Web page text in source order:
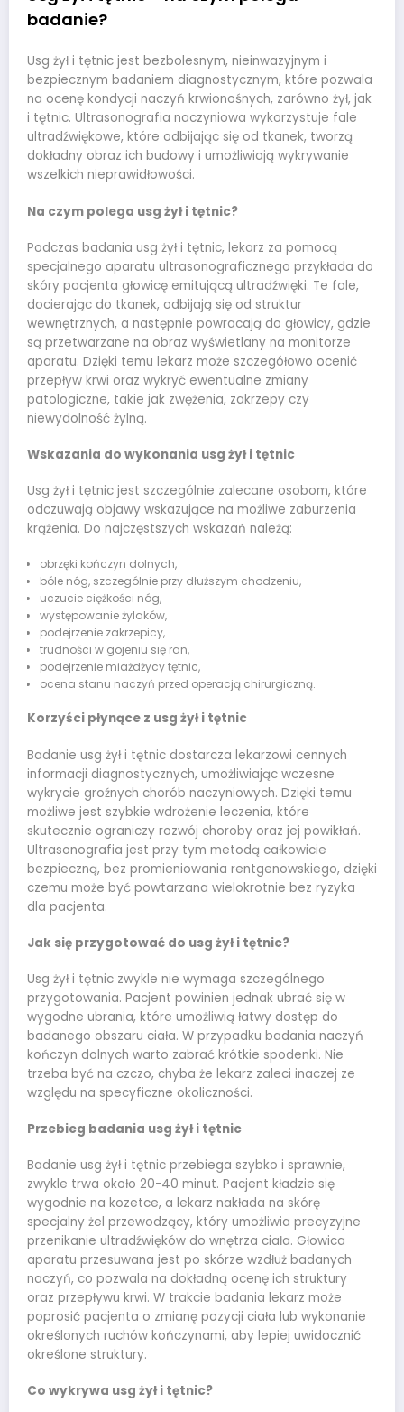
badanie?
Usg żył i tętnic jest bezbolesnym, nieinwazyjnym i
bezpiecznym badaniem diagnostycznym, które pozwala
na ocenę kondycji naczyń krwionośnych, zarówno żył, jak
i tętnic. Ultrasonografia naczyniowa wykorzystuje fale
ultradźwiękowe, które odbijając się od tkanek, tworzą
dokładny obraz ich budowy i umożliwiają wykrywanie
wszelkich nieprawidłowości.
Na czym polega usg żył i tętnic?
Podczas badania usg żył i tętnic, lekarz za pomocą
specjalnego aparatu ultrasonograficznego przykłada do
skóry pacjenta głowicę emitującą ultradźwięki. Te fale,
docierając do tkanek, odbijają się od struktur
wewnętrznych, a następnie powracają do głowicy, gdzie
są przetwarzane na obraz wyświetlany na monitorze
aparatu. Dzięki temu lekarz może szczegółowo ocenić
przepływ krwi oraz wykryć ewentualne zmiany
patologiczne, takie jak zwężenia, zakrzepy czy
niewydolność żylną.
Wskazania do wykonania usg żył i tętnic
Usg żył i tętnic jest szczególnie zalecane osobom, które
odczuwają objawy wskazujące na możliwe zaburzenia
krążenia. Do najczęstszych wskazań należą:
obrzęki kończyn dolnych,
bóle nóg, szczególnie przy dłuższym chodzeniu,
uczucie ciężkości nóg,
występowanie żylaków,
podejrzenie zakrzepicy,
trudności w gojeniu się ran,
podejrzenie miażdżycy tętnic,
ocena stanu naczyń przed operacją chirurgiczną.
Korzyści płynące z usg żył i tętnic
Badanie usg żył i tętnic dostarcza lekarzowi cennych
informacji diagnostycznych, umożliwiając wczesne
wykrycie groźnych chorób naczyniowych. Dzięki temu
możliwe jest szybkie wdrożenie leczenia, które
skutecznie ograniczy rozwój choroby oraz jej powikłań.
Ultrasonografia jest przy tym metodą całkowicie
bezpieczną, bez promieniowania rentgenowskiego, dzięki
czemu może być powtarzana wielokrotnie bez ryzyka
dla pacjenta.
Jak się przygotować do usg żył i tętnic?
Usg żył i tętnic zwykle nie wymaga szczególnego
przygotowania. Pacjent powinien jednak ubrać się w
wygodne ubrania, które umożliwią łatwy dostęp do
badanego obszaru ciała. W przypadku badania naczyń
kończyn dolnych warto zabrać krótkie spodenki. Nie
trzeba być na czczo, chyba że lekarz zaleci inaczej ze
względu na specyficzne okoliczności.
Przebieg badania usg żył i tętnic
Badanie usg żył i tętnic przebiega szybko i sprawnie,
zwykle trwa około 20-40 minut. Pacjent kładzie się
wygodnie na kozetce, a lekarz nakłada na skórę
specjalny żel przewodzący, który umożliwia precyzyjne
przenikanie ultradźwięków do wnętrza ciała. Głowica
aparatu przesuwana jest po skórze wzdłuż badanych
naczyń, co pozwala na dokładną ocenę ich struktury
oraz przepływu krwi. W trakcie badania lekarz może
poprosić pacjenta o zmianę pozycji ciała lub wykonanie
określonych ruchów kończynami, aby lepiej uwidocznić
określone struktury.
Co wykrywa usg żył i tętnic?